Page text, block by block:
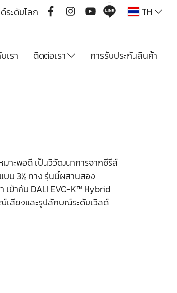
ระดับโลก TH
เรา ติดต่อเรา การรับประกันสินค้า
มาะพอดี เป็นวิวัฒนาการจากซีรีส์
แบบ 3½ ทาง รุ่นนี้ผสานสอง
เข้ากับ DALI EVO-K™ Hybrid
เสียงและรูปลักษณ์ระดับเวิลด์